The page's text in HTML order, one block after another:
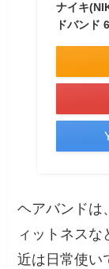
ナイキ
ドバンド
ヘアバンドは
ィットネス
近は日常使い